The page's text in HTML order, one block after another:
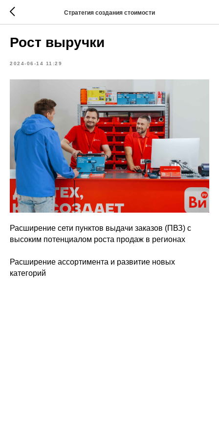
Стратегия создания стоимости
Рост выручки
2024-06-14 11:29
Расширение сети пунктов выдачи заказов (ПВЗ) с
высоким потенциалом роста продаж в регионах
Расширение ассортимента и развитие новых
категорий